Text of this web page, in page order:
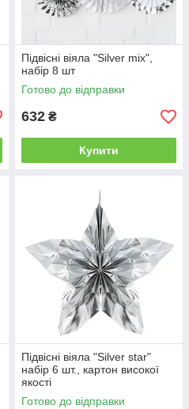
Підвісні віяла "Silver mix",
набір 8 шт
Готово до відправки
632 ₴
Купити
Підвісні віяла "Silver star"
набір 6 шт., картон високої
якості
Готово до відправки